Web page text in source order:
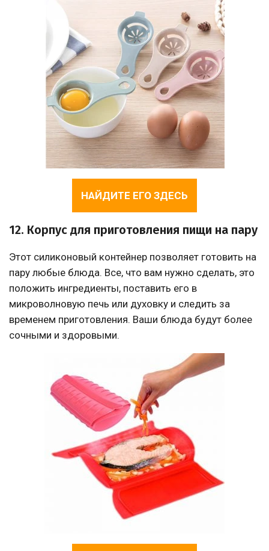
НАЙДИТЕ ЕГО ЗДЕСЬ
12. Корпус для приготовления пищи на пару
Этот силиконовый контейнер позволяет готовить на
пару любые блюда. Все, что вам нужно сделать, это
положить ингредиенты, поставить его в
микроволновую печь или духовку и следить за
временем приготовления. Ваши блюда будут более
сочными и здоровыми.